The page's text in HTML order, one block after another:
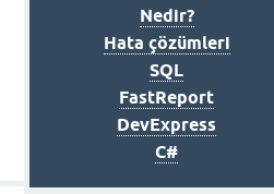
Nedir?
Hata çözümleri
SQL
FastReport
DevExpress
C#